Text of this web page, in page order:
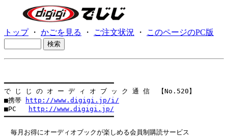
トップ・ かごを見る ・ ご注文状況 ・ このページのPC版
━━━━━━━━━━━━━━━━━━━━━━━━━━━
で じ じ の オ ー デ ィ オ ブ ッ ク 通 信  【No.520】
■携帯
http://www.digigi.jp/i/
■PC
http://www.digigi.jp/
━━━━━━━━━━━━━━━━━━━━━━━━━━━
毎月お得にオーディオブックが楽しめる会員制購読サービス